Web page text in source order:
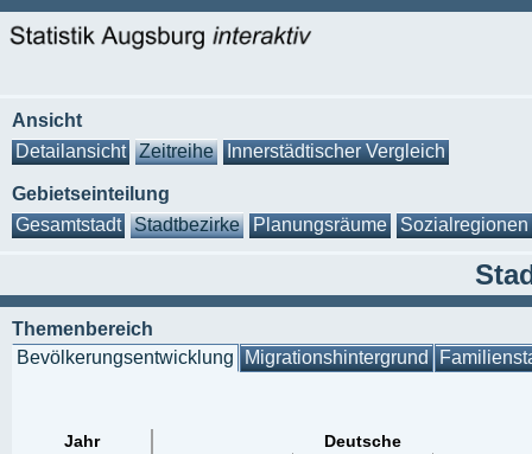
Ansicht
Detailansicht
Zeitreihe Innerstädtischer Vergleich
Gebietseinteilung
Gesamtstadt
Stadtbezirke Planungsräume Sozialregionen
Themenbereich
Bevölkerungsentwicklung Migrationshintergrund
Jahr Deutsche